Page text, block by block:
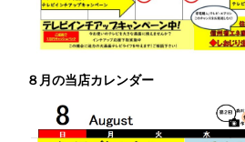
８月の当店カレンダー